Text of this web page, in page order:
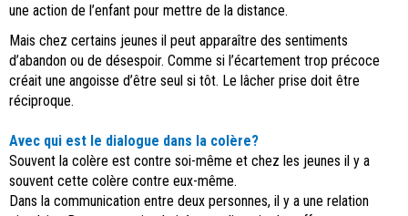
une action de l’enfant pour mettre de la distance.
Mais chez certains jeunes il peut apparaître des sentiments
d’abandon ou de désespoir. Comme si l’écartement trop précoce
créait une angoisse d’être seul si tôt. Le lâcher prise doit être
réciproque.
Avec qui est le dialogue dans la colère?
Souvent la colère est contre soi-même et chez les jeunes il y a
souvent cette colère contre eux-même.
Dans la communication entre deux personnes, il y a une relation